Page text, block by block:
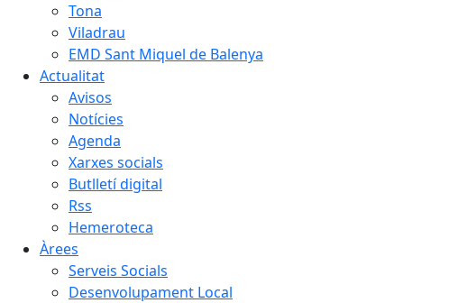
Tona
Viladrau
EMD Sant Miquel de Balenya
Actualitat
Avisos
Notícies
Agenda
Xarxes socials
Butlletí digital
Rss
Hemeroteca
Àrees
Serveis Socials
Desenvolupament Local